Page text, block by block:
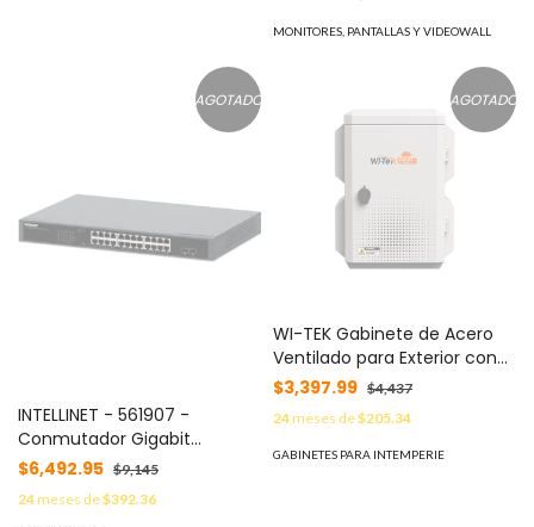
Wi-Fi 2.4 GHz / 32 GB
Almacenamiento MOD: TB40
MONITORES, PANTALLAS Y VIDEOWALL
AGOTADO
INTELLINET - 561907 -
Conmutador Gigabit
Ethernet PoE+ de 24 puertos
con 2 puertos SFP
$6,492.95 $9,145
24meses de$392.36
AGOTADO
WI-TEK Gabinete de Acero
Ventilado para Exterior con
Rieles DIN y 4 Placas
Laterales para Montaje de
Equipos por Fuera MOD: WI-
IOTBOX01
$3,397.99 $4,437
24meses de$205.34
GABINETES PARA INTEMPERIE